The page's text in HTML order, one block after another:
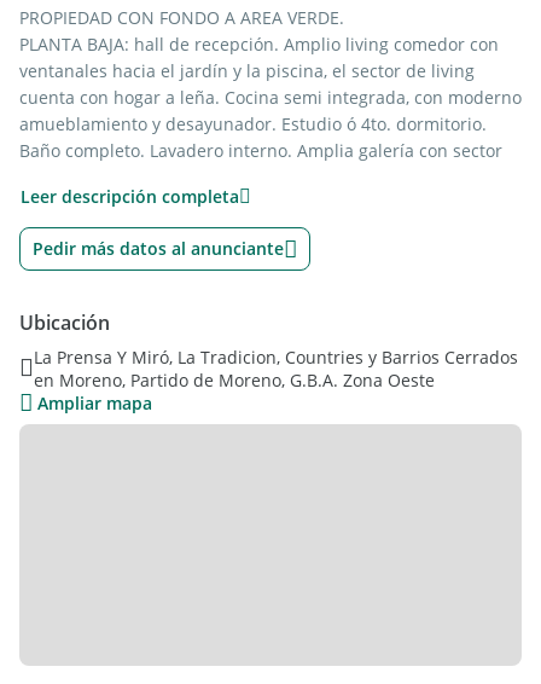
PROPIEDAD CON FONDO A AREA VERDE.
PLANTA BAJA: hall de recepción. Amplio living comedor con
ventanales hacia el jardín y la piscina, el sector de living
cuenta con hogar a leña. Cocina semi integrada, con moderno
amueblamiento y desayunador. Estudio ó 4to. dormitorio.
Baño completo. Lavadero interno. Amplia galería con sector
mesada. Piscina con jacuzzi. Baño externo completo. Cuarto
de guardado. Hermoso jardín parquizado con fondo a área
verde, cuenta con vistas muy abiertas.
dimensiones, con vestidor y área para escritorio. Dos
dormitorios con placard. Segundo baño completo, con doble
bacha y bañera.
CARACTERISTICAS GENERALES: calefacción independiente en
cada ambiente por tiro balanceado. Splits frío-calor en todos
Leer descripción completa
Pedir más datos al anunciante
Ubicación
La Prensa Y Miró, La Tradicion, Countries y Barrios Cerrados
en Moreno, Partido de Moreno, G.B.A. Zona Oeste
Ampliar mapa